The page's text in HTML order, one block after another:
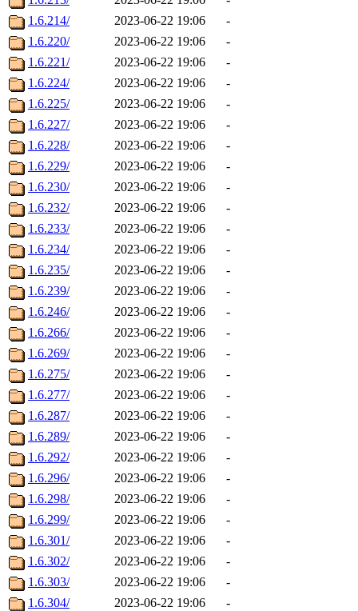
1.6.214/
2023-06-22 19:06
-
1.6.220/
2023-06-22 19:06
-
1.6.221/
2023-06-22 19:06
-
1.6.224/
2023-06-22 19:06
-
1.6.225/
2023-06-22 19:06
-
1.6.227/
2023-06-22 19:06
-
1.6.228/
2023-06-22 19:06
-
1.6.229/
2023-06-22 19:06
-
1.6.230/
2023-06-22 19:06
-
1.6.232/
2023-06-22 19:06
-
1.6.233/
2023-06-22 19:06
-
1.6.234/
2023-06-22 19:06
-
1.6.235/
2023-06-22 19:06
-
1.6.239/
2023-06-22 19:06
-
1.6.246/
2023-06-22 19:06
-
1.6.266/
2023-06-22 19:06
-
1.6.269/
2023-06-22 19:06
-
1.6.275/
2023-06-22 19:06
-
1.6.277/
2023-06-22 19:06
-
1.6.287/
2023-06-22 19:06
-
1.6.289/
2023-06-22 19:06
-
1.6.292/
2023-06-22 19:06
-
1.6.296/
2023-06-22 19:06
-
1.6.298/
2023-06-22 19:06
-
1.6.299/
2023-06-22 19:06
-
1.6.301/
2023-06-22 19:06
-
1.6.302/
2023-06-22 19:06
-
1.6.303/
2023-06-22 19:06
-
1.6.304/
2023-06-22 19:06
-